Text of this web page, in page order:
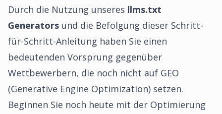
Durch die Nutzung unseres llms.txt
Generators und die Befolgung dieser Schritt-
für-Schritt-Anleitung haben Sie einen
bedeutenden Vorsprung gegenüber
Wettbewerbern, die noch nicht auf GEO
(Generative Engine Optimization) setzen.
Beginnen Sie noch heute mit der Optimierung